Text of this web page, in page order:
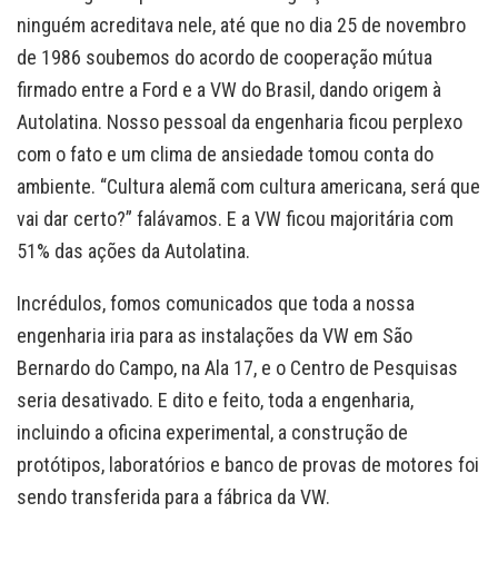
ninguém acreditava nele, até que no dia 25 de novembro
de 1986 soubemos do acordo de cooperação mútua
firmado entre a Ford e a VW do Brasil, dando origem à
Autolatina. Nosso pessoal da engenharia ficou perplexo
com o fato e um clima de ansiedade tomou conta do
ambiente. “Cultura alemã com cultura americana, será que
vai dar certo?” falávamos. E a VW ficou majoritária com
51% das ações da Autolatina.
Incrédulos, fomos comunicados que toda a nossa
engenharia iria para as instalações da VW em São
Bernardo do Campo, na Ala 17, e o Centro de Pesquisas
seria desativado. E dito e feito, toda a engenharia,
incluindo a oficina experimental, a construção de
protótipos, laboratórios e banco de provas de motores foi
sendo transferida para a fábrica da VW.